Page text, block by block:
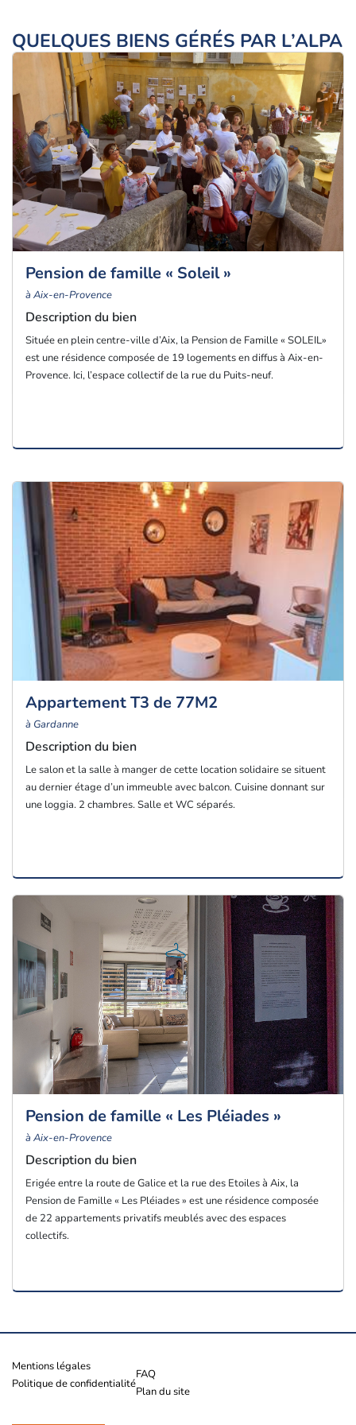
QUELQUES BIENS GÉRÉS PAR L’ALPA
Pension de famille « Soleil »
à Aix-en-Provence
Description du bien
Située en plein centre-ville d’Aix, la Pension de Famille « SOLEIL»
est une résidence composée de 19 logements en diffus à Aix-en-
Provence. Ici, l’espace collectif de la rue du Puits-neuf.
Appartement T3 de 77M2
à Gardanne
Description du bien
Le salon et la salle à manger de cette location solidaire se situent
au dernier étage d’un immeuble avec balcon. Cuisine donnant sur
une loggia. 2 chambres. Salle et WC séparés.
Pension de famille « Les Pléiades »
à Aix-en-Provence
Description du bien
Erigée entre la route de Galice et la rue des Etoiles à Aix, la
Pension de Famille « Les Pléiades » est une résidence composée
de 22 appartements privatifs meublés avec des espaces
collectifs.
Mentions légales
Politique de confidentialité
FAQ
Plan du site